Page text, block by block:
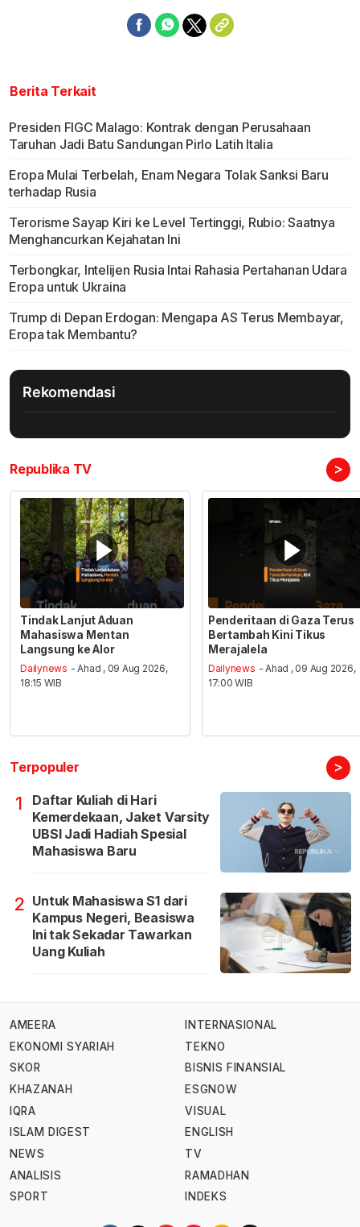
Berita Terkait
Presiden FIGC Malago: Kontrak dengan Perusahaan
Taruhan Jadi Batu Sandungan Pirlo Latih Italia
Eropa Mulai Terbelah, Enam Negara Tolak Sanksi Baru
terhadap Rusia
Terorisme Sayap Kiri ke Level Tertinggi, Rubio: Saatnya
Menghancurkan Kejahatan Ini
Terbongkar, Intelijen Rusia Intai Rahasia Pertahanan Udara
Eropa untuk Ukraina
Trump di Depan Erdogan: Mengapa AS Terus Membayar,
Eropa tak Membantu?
Rekomendasi
Republika TV >
Tindak Lanjut Aduan
Mahasiswa Mentan
Langsung ke Alor
Dailynews - Ahad , 09 Aug 2026,
18:15 WIB
Penderitaan di Gaza Terus
Bertambah Kini Tikus
Merajalela
Dailynews - Ahad , 09 Aug 2026,
17:00 WIB
Terpopuler >
1
Daftar Kuliah di Hari
Kemerdekaan, Jaket Varsity
UBSI Jadi Hadiah Spesial
Mahasiswa Baru
2 Untuk Mahasiswa S1 dari
Kampus Negeri, Beasiswa
Ini tak Sekadar Tawarkan
Uang Kuliah
AMEERA
EKONOMI SYARIAH
SKOR
KHAZANAH
IQRA
ISLAM DIGEST
NEWS
ANALISIS
SPORT
INTERNASIONAL
TEKNO
BISNIS FINANSIAL
ESGNOW
VISUAL
ENGLISH
TV
RAMADHAN
INDEKS